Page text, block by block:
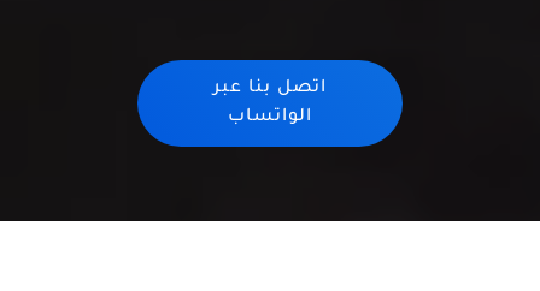
اتصل بنا عبر
الواتساب